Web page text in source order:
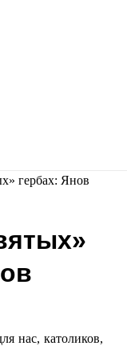
гербах: Янов
нас, католиков,